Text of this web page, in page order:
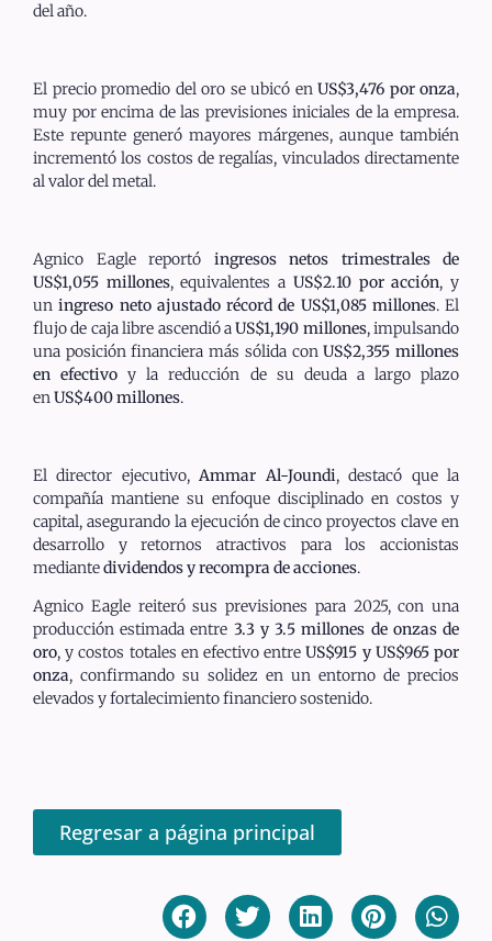
del año.
El precio promedio del oro se ubicó en US$3,476 por onza,
muy por encima de las previsiones iniciales de la empresa.
Este repunte generó mayores márgenes, aunque también
incrementó los costos de regalías, vinculados directamente
al valor del metal.
Agnico Eagle reportó ingresos netos trimestrales de
US$1,055 millones, equivalentes a US$2.10 por acción, y
uningreso neto ajustado récord de US$1,085 millones. El
flujo de caja libre ascendió aUS$1,190 millones, impulsando
una posición financiera más sólida conUS$2,355 millones
en efectivo y la reducción de su deuda a largo plazo
enUS$400 millones.
El director ejecutivo,Ammar Al-Joundi, destacó que la
compañía mantiene su enfoque disciplinado en costos y
capital, asegurando la ejecución de cinco proyectos clave en
desarrollo y retornos atractivos para los accionistas
mediantedividendos y recompra de acciones.
Agnico Eagle reiteró sus previsiones para 2025, con una
producción estimada entre 3.3 y 3.5 millones de onzas de
oro, y costos totales en efectivo entreUS$915 y US$965 por
onza, confirmando su solidez en un entorno de precios
elevados y fortalecimiento financiero sostenido.
Regresar a página principal